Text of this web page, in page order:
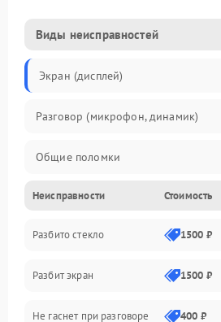
Виды неисправностей
Экран (дисплей)
Разговор (микрофон, динамик)
Общие поломки
Проблемы связи
Камеры
Проблемы с дисплеем и сенсором
Неисправности Стоимость
Разбито стекло 1500 ₽
Разбит экран 1500 ₽
Не гаснет при разговоре 400 ₽